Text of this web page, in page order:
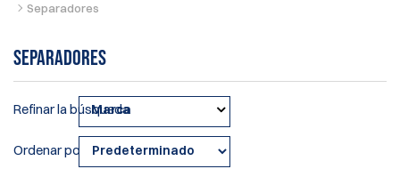
Separadores
Separadores
Refinar la búsqueda
Marca
Ordenar por